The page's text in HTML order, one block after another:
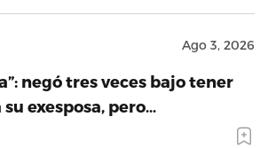
Ago 3, 2026
negó tres veces bajo tener
exesposa, pero…